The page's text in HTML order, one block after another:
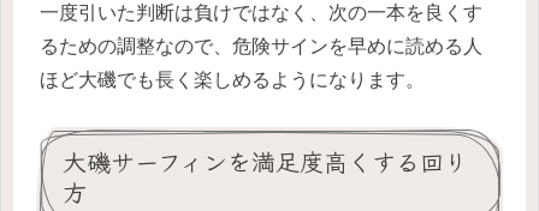
一度引いた判断は負けではなく、次の一本を良くす
るための調整なので、危険サインを早めに読める人
ほど大磯でも長く楽しめるようになります。
大磯サーフィンを満足度高くする回り
方